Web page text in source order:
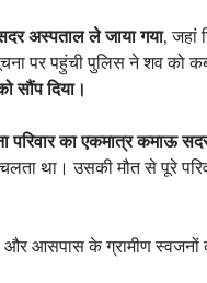
अस्पताल ले जाया गया, जहां
पर पहुंची पुलिस ने शव को
सौंप दिया।
परिवार का एकमात्र कमाऊ
था। उसकी मौत से पूरे
आसपास के ग्रामीण स्वजनों